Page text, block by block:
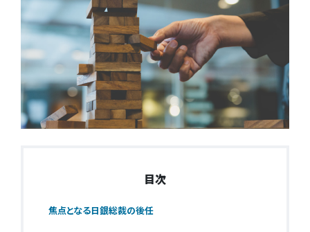
目次
焦点となる日銀総裁の後任